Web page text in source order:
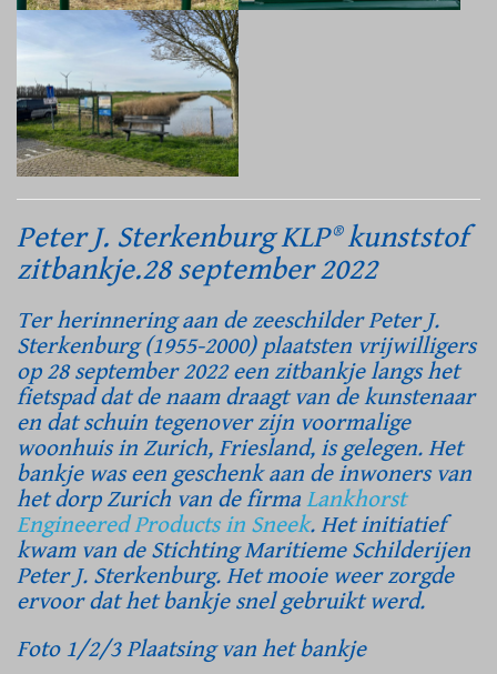
Peter J. Sterkenburg KLP® kunststof
zitbankje.28 september 2022
Ter herinnering aan de zeeschilder Peter J.
Sterkenburg (1955-2000) plaatsten vrijwilligers
op 28 september 2022 een zitbankje langs het
fietspad dat de naam draagt van de kunstenaar
en dat schuin tegenover zijn voormalige
woonhuis in Zurich, Friesland, is gelegen. Het
bankje was een geschenk aan de inwoners van
het dorp Zurich van de firmaLankhorst
Engineered Products in Sneek. Het initiatief
kwam van de Stichting Maritieme Schilderijen
Peter J. Sterkenburg. Het mooie weer zorgde
ervoor dat het bankje snel gebruikt werd.
Foto 1/2/3 Plaatsing van het bankje